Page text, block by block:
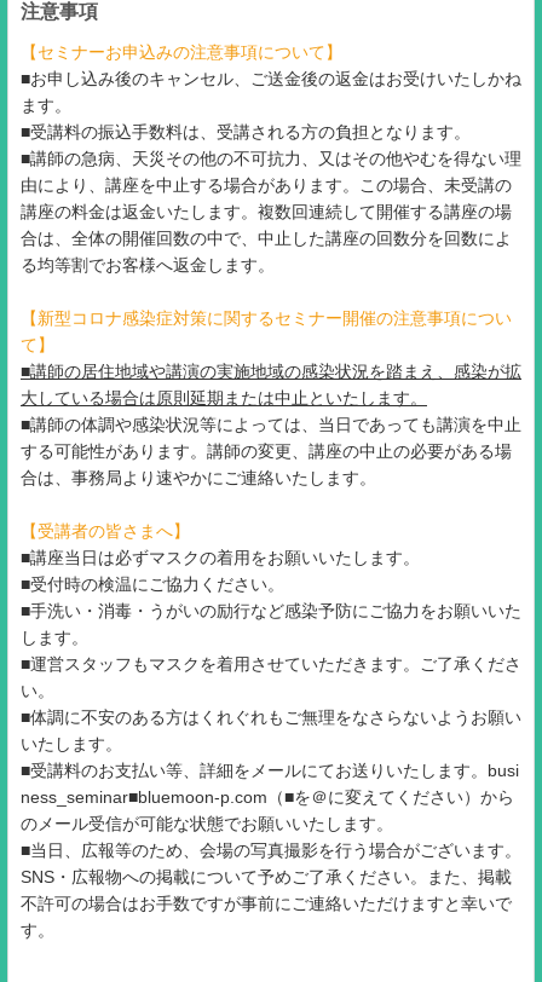
注意事項
【セミナーお申込みの注意事項について】
■お申し込み後のキャンセル、ご送金後の返金はお受けいたしかね
ます。
■受講料の振込手数料は、受講される方の負担となります。
■講師の急病、天災その他の不可抗力、又はその他やむを得ない理
由により、講座を中止する場合があります。この場合、未受講の
講座の料金は返金いたします。複数回連続して開催する講座の場
合は、全体の開催回数の中で、中止した講座の回数分を回数によ
る均等割でお客様へ返金します。
【新型コロナ感染症対策に関するセミナー開催の注意事項につい
て】
■講師の居住地域や講演の実施地域の感染状況を踏まえ、感染が拡
大している場合は原則延期または中止といたします。
■講師の体調や感染状況等によっては、当日であっても講演を中止
する可能性があります。講師の変更、講座の中止の必要がある場
合は、事務局より速やかにご連絡いたします。
【受講者の皆さまへ】
■講座当日は必ずマスクの着用をお願いいたします。
■受付時の検温にご協力ください。
■手洗い・消毒・うがいの励行など感染予防にご協力をお願いいた
します。
■運営スタッフもマスクを着用させていただきます。ご了承くださ
い。
■体調に不安のある方はくれぐれもご無理をなさらないようお願い
いたします。
■受講料のお支払い等、詳細をメールにてお送りいたします。busi
ness_seminar■bluemoon-p.com（■を＠に変えてください）から
のメール受信が可能な状態でお願いいたします。
■当日、広報等のため、会場の写真撮影を行う場合がございます。
SNS・広報物への掲載について予めご了承ください。また、掲載
不許可の場合はお手数ですが事前にご連絡いただけますと幸いで
す。